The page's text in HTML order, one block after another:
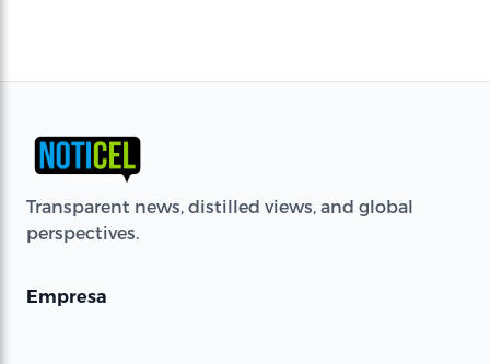
Transparent news, distilled views, and global
perspectives.
Empresa